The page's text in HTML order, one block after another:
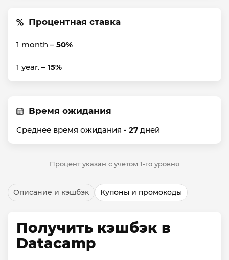
Процентная ставка
1 month – 50%
1 year. – 15%
Время ожидания
Среднее время ожидания - 27 дней
Процент указан с учетом 1-го уровня
Описание и кэшбэк Купоны и промокоды
Получить кэшбэк в
Datacamp